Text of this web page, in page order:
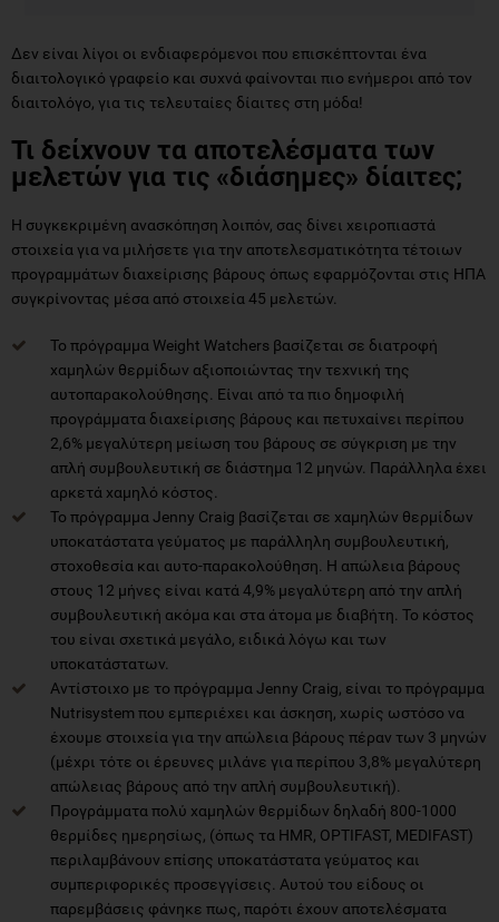
Δεν είναι λίγοι οι ενδιαφερόμενοι που επισκέπτονται ένα
διαιτολογικό γραφείο και συχνά φαίνονται πιο ενήμεροι από τον
διαιτολόγο, για τις τελευταίες δίαιτες στη μόδα!
Τι δείχνουν τα αποτελέσματα των
μελετών για τις «διάσημες» δίαιτες;
Η συγκεκριμένη ανασκόπηση λοιπόν, σας δίνει χειροπιαστά
στοιχεία για να μιλήσετε για την αποτελεσματικότητα τέτοιων
προγραμμάτων διαχείρισης βάρους όπως εφαρμόζονται στις ΗΠΑ
συγκρίνοντας μέσα από στοιχεία 45 μελετών.
Το πρόγραμμα Weight Watchers βασίζεται σε διατροφή
χαμηλών θερμίδων αξιοποιώντας την τεχνική της
αυτοπαρακολούθησης. Είναι από τα πιο δημοφιλή
προγράμματα διαχείρισης βάρους και πετυχαίνει περίπου
2,6% μεγαλύτερη μείωση του βάρους σε σύγκριση με την
απλή συμβουλευτική σε διάστημα 12 μηνών. Παράλληλα έχει
αρκετά χαμηλό κόστος.
Το πρόγραμμα Jenny Craig βασίζεται σε χαμηλών θερμίδων
υποκατάστατα γεύματος με παράλληλη συμβουλευτική,
στοχοθεσία και αυτο-παρακολούθηση. Η απώλεια βάρους
στους 12 μήνες είναι κατά 4,9% μεγαλύτερη από την απλή
συμβουλευτική ακόμα και στα άτομα με διαβήτη. Το κόστος
του είναι σχετικά μεγάλο, ειδικά λόγω και των
υποκατάστατων.
Αντίστοιχο με το πρόγραμμα Jenny Craig, είναι το πρόγραμμα
Nutrisystem που εμπεριέχει και άσκηση, χωρίς ωστόσο να
έχουμε στοιχεία για την απώλεια βάρους πέραν των 3 μηνών
(μέχρι τότε οι έρευνες μιλάνε για περίπου 3,8% μεγαλύτερη
απώλειας βάρους από την απλή συμβουλευτική).
Προγράμματα πολύ χαμηλών θερμίδων δηλαδή 800-1000
θερμίδες ημερησίως, (όπως τα HMR, OPTIFAST, MEDIFAST)
περιλαμβάνουν επίσης υποκατάστατα γεύματος και
συμπεριφορικές προσεγγίσεις. Αυτού του είδους οι
παρεμβάσεις φάνηκε πως, παρότι έχουν αποτελέσματα